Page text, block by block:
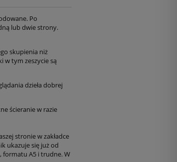
Po
lub dwie strony.
skupienia niż
w tym zeszycie są
dzieła dobrej
ścieranie w razie
stronie w zakładce
ukazuje się już od
formatu A5 i trudne. W